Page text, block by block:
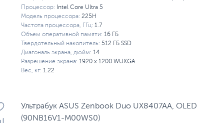
Процессор:
Intel Core Ultra 5
Модель процессора: 225H
Частота процессора, ГГц: 1.7
Объем оперативной памяти: 16 ГБ
Твердотельный накопитель: 512 ГБ SSD
Диагональ экрана, дюйм: 14
Разрешение экрана: 1920 x 1200 WUXGA
Вес, кг: 1.22
Ультрабук ASUS Zenbook Duo UX8407AA, OLED
(90NB16V1-M00WS0)